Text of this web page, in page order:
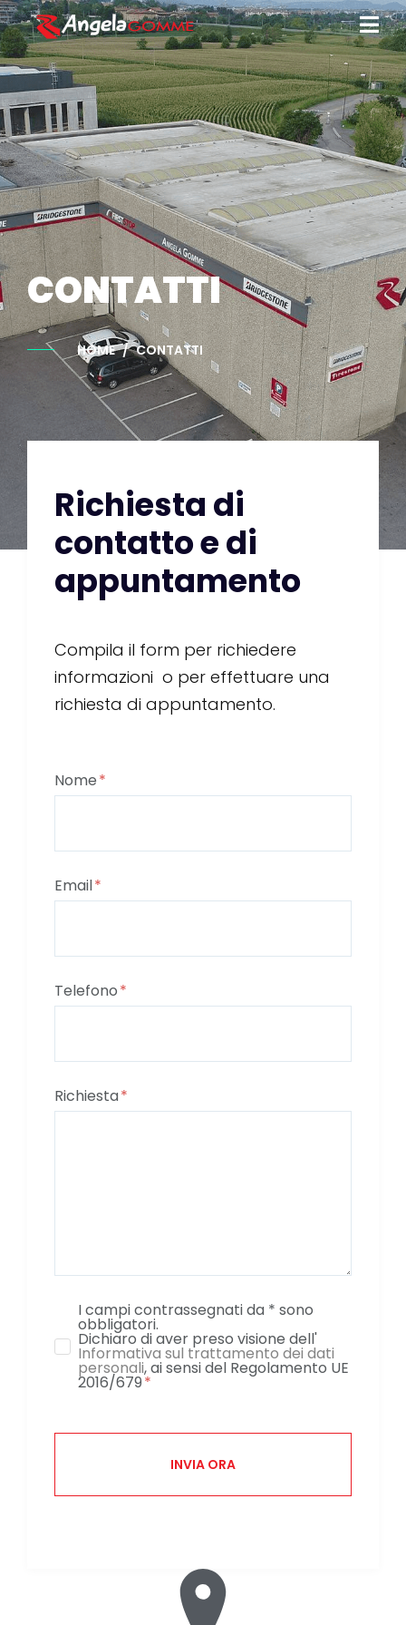
CONTATTI
HOME CONTATTI
Richiesta di
contatto e di
appuntamento
Compila il form per richiedere
informazioni o per effettuare una
richiesta di appuntamento.
Nome
Email
Telefono
Richiesta
I campi contrassegnati da * sono
obbligatori.
Dichiaro di aver preso visione dell'
Informativa sul trattamento dei dati
personali, ai sensi del Regolamento UE
2016/679
INVIA ORA